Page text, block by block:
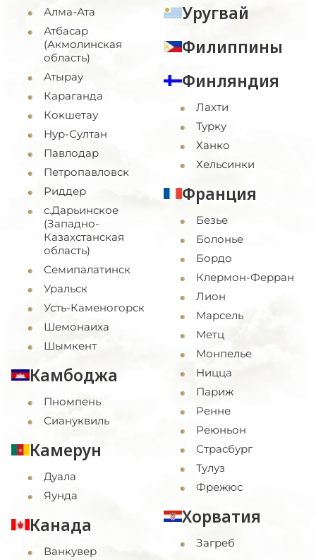
Алма-Ата
Атбасар
(Акмолинская
область)
Атырау
Караганда
Кокшетау
Нур-Султан
Павлодар
Петропавловск
Риддер
с.Дарьинское
(Западно-
Казахстанская
область)
Семипалатинск
Уральск
Усть-Каменогорск
Шемонаиха
Шымкент
Камбоджа
Пномпень
Сиануквиль
Камерун
Дуала
Яунда
Канада
Ванкувер
Уругвай
Филиппины
Финляндия
Лахти
Турку
Ханко
Хельсинки
Франция
Безье
Болонье
Бордо
Клермон-Ферран
Лион
Марсель
Метц
Монпелье
Ницца
Париж
Ренне
Реюньон
Страсбург
Тулуз
Фрежюс
Хорватия
Загреб